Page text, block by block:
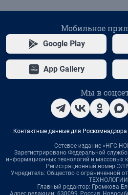
Мобильное
Google Play
App Gallery
Мы в
Контактные данные для Роскомнадзора
Сетевое издание
Зарегистрировано Федеральной
информационных технологий и массовых
Регистрационный номер
Учредитель: Общество с ограниченной
Главный редактор: Громкова